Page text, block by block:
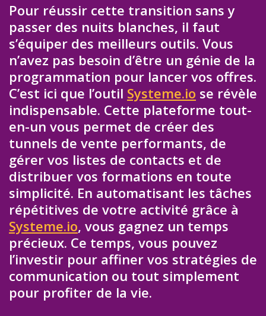
Pour réussir cette transition sans y
passer des nuits blanches, il faut
s’équiper des meilleurs outils. Vous
n’avez pas besoin d’être un génie de la
programmation pour lancer vos offres.
C’est ici que l’outil Systeme.io se révèle
indispensable. Cette plateforme tout-
en-un vous permet de créer des
tunnels de vente performants, de
gérer vos listes de contacts et de
distribuer vos formations en toute
simplicité. En automatisant les tâches
répétitives de votre activité grâce à
Systeme.io, vous gagnez un temps
précieux. Ce temps, vous pouvez
l’investir pour affiner vos stratégies de
communication ou tout simplement
pour profiter de la vie.